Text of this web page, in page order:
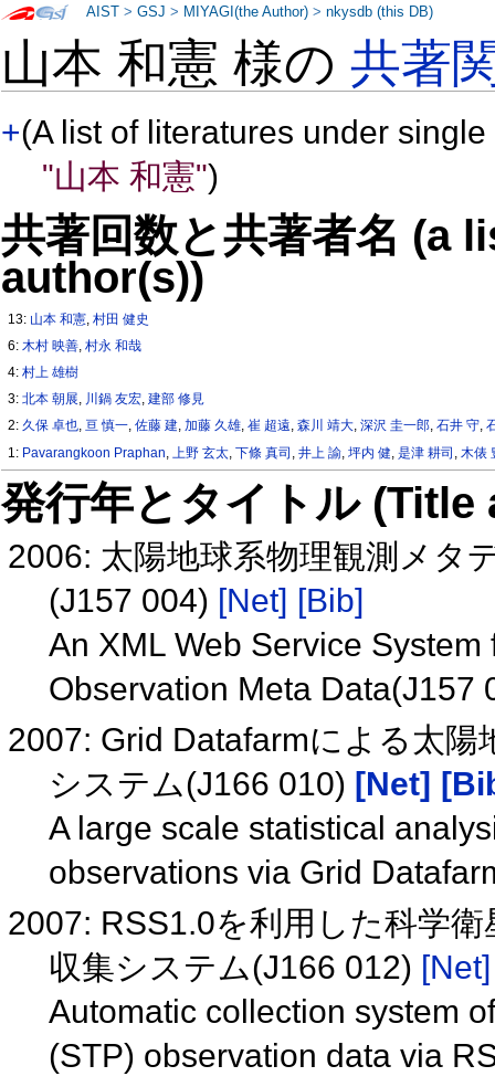
山本 和憲 様の共著
+(A list of literatures under
"山本 和憲")
共著回数と共著者名 (a
author(s))
13: 山本 和憲,村田 健史
6:木村 映善,村永 和哉
4:村上 雄樹
3:北本 朝展, 川鍋 友宏,建部 修見
2: 久保 卓也, 亘 慎一,佐藤 建,加藤 久雄,崔 超遠,森川 靖大,深沢 圭一郎,石井 守,
1: Pavarangkoon Praphan 上野 玄太 ,下條 真司 ,井上 諭 ,坪内 健 ,是津 耕司 木俵
発行年とタイトル
2006: 太陽地球系物理観測メタ
(J157 004) [Net] [Bib]
An XML Web Service
Observation Meta Data(J157
2007: Grid Datafarmによる太
システム(J166 010) [Net]
A large scale statistical
observations via Grid
2007: RSS1.0を利用した科学
収集システム(J166 012) [Net]
Automatic collection system
(STP) observation data via
AIST >GSJ > MIYAGI(the Author) >nkysdb (this DB)